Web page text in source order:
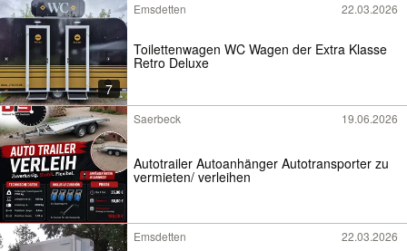
7
Emsdetten 22.03.2026
Toilettenwagen WC Wagen der Extra Klasse
Retro Deluxe
Saerbeck 19.06.2026
Autotrailer Autoanhänger Autotransporter zu
vermieten/ verleihen
Emsdetten 22.03.2026